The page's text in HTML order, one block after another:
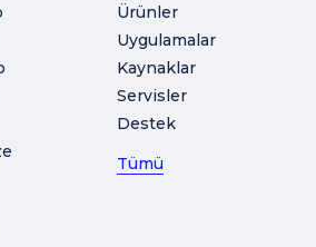
Ürünler
Uygulamalar
Kaynaklar
Servisler
Destek
Tümü